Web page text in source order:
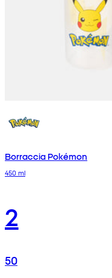
Borraccia Pokémon
450 ml
2
50